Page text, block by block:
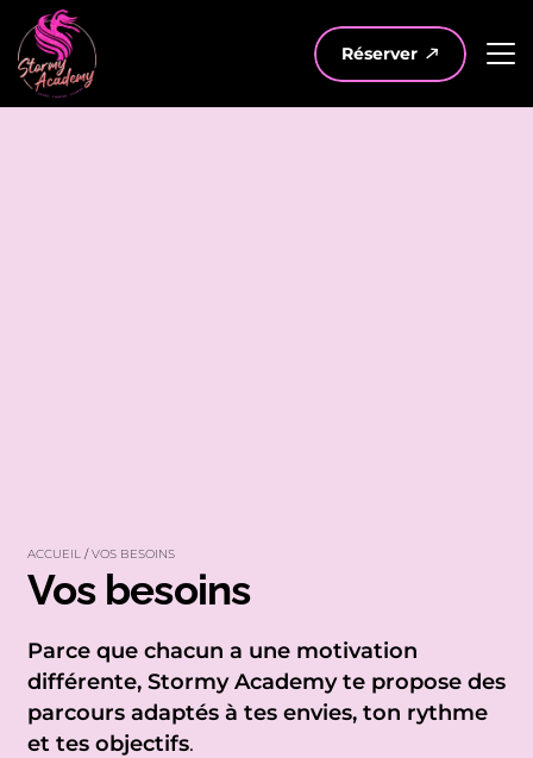
Réserver
ACCUEIL/VOS BESOINS
Vos besoins
Parce que chacun a une motivation
différente, Stormy Academy te propose des
parcours adaptés à tes envies, ton rythme
et tes objectifs.